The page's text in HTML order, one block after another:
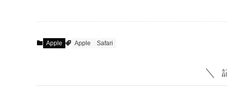
Apple Apple Safari